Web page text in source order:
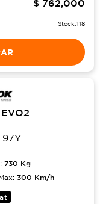
$ 762,000
Stock:118
EVO2
97Y
730 Kg
300 Km/h